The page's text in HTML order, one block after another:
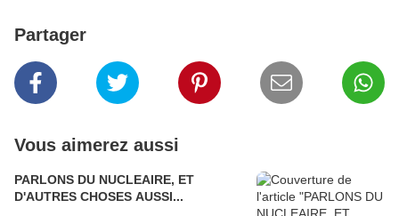
Partager
Vous aimerez aussi
PARLONS DU NUCLEAIRE, ET
D'AUTRES CHOSES AUSSI...